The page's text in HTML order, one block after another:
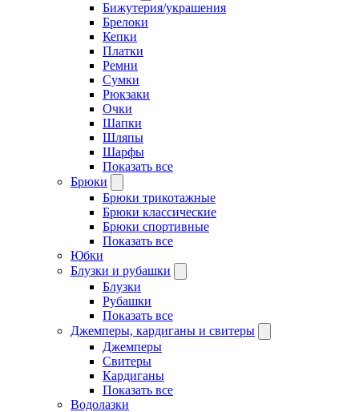
Бижутерия/украшения
Брелоки
Кепки
Платки
Ремни
Сумки
Рюкзаки
Очки
Шапки
Шляпы
Шарфы
Показать все
Брюки
Брюки трикотажные
Брюки классические
Брюки спортивные
Показать все
Юбки
Блузки и рубашки
Блузки
Рубашки
Показать все
Джемперы, кардиганы и свитеры
Джемперы
Свитеры
Кардиганы
Показать все
Водолазки